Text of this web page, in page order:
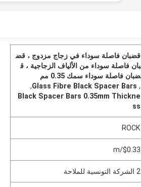
قضبان فاصلة سوداء في زجاج مزدوج ، قض
بان فاصلة سوداء من الألياف الزجاجية ، ق
ضبان فاصلة سوداء سمك 0.35 مم
,
Glass Fibre Black Spacer Bars
,
Black Spacer Bars 0.35mm Thickne
ss
ROCK
$0.33/m
2 الشركة التونسية للملاحة